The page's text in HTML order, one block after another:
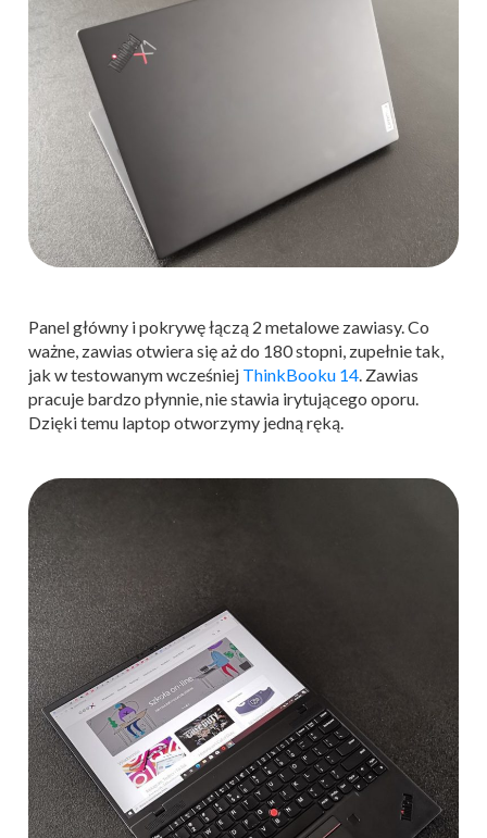
Panel główny i pokrywę łączą 2 metalowe zawiasy. Co
ważne, zawias otwiera się aż do 180 stopni, zupełnie tak,
jak w testowanym wcześniej ThinkBooku 14. Zawias
pracuje bardzo płynnie, nie stawia irytującego oporu.
Dzięki temu laptop otworzymy jedną ręką.